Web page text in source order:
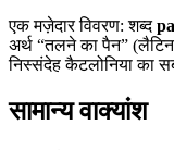
एक मज़ेदार विवरण: शब्द
अर्थ “तलने का पैन” (लैटिन
निस्संदेह कैटलोनिया का
सामान्य वाक्यांश